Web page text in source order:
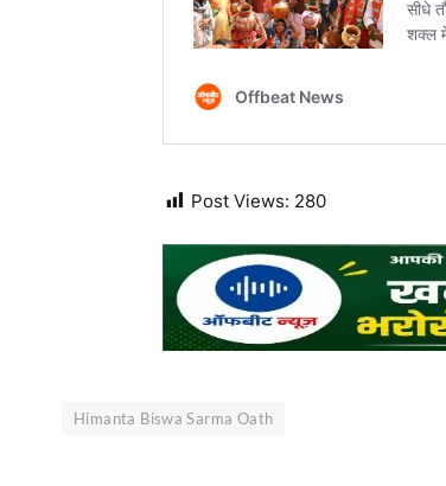
Post Views: 280
Himanta Biswa Sarma Oath